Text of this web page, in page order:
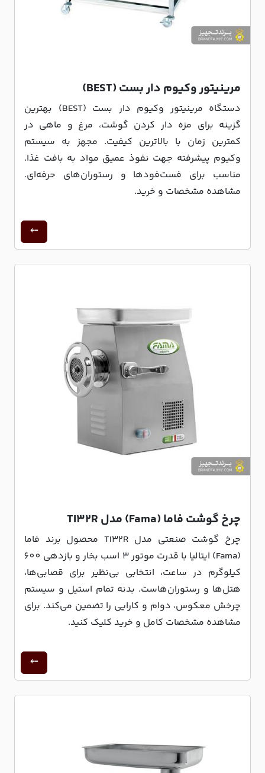
مرینیتور وکیوم دار بست (BEST)
دستگاه مرینیتور وکیوم دار بست (BEST) بهترین
گزینه برای مزه دار کردن گوشت، مرغ و ماهی در
کمترین زمان با بالاترین کیفیت. مجهز به سیستم
وکیوم پیشرفته جهت نفوذ عمیق مواد به بافت غذا.
مناسب برای فست‌فودها و رستوران‌های حرفه‌ای.
مشاهده مشخصات و خرید.
چرخ گوشت فاما (Fama) مدل TI32R
چرخ گوشت صنعتی مدل TI32R محصول برند فاما
(Fama) ایتالیا با قدرت موتور 3 اسب بخار و بازدهی 600
کیلوگرم در ساعت، انتخابی بی‌نظیر برای قصابی‌ها،
هتل‌ها و رستوران‌هاست. بدنه تمام استیل و سیستم
چرخش معکوس، دوام و کارایی را تضمین می‌کند. برای
مشاهده مشخصات کامل و خرید کلیک کنید.